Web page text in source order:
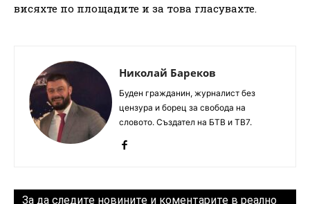
висяхте по площадите и за това гласувахте.
Николай Бареков
Буден гражданин, журналист без
цензура и борец за свобода на
словото. Създател на БТВ и ТВ7.
За да следите новините и коментарите в реално